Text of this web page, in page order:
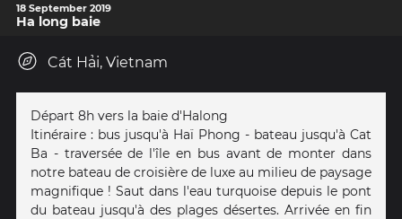
18 September 2019
Ha long baie
Cát Hải, Vietnam
Départ 8h vers la baie d'Halong
Itinéraire : bus jusqu'à Haï Phong - bateau jusqu'à Cat
Ba - traversée de l'île en bus avant de monter dans
notre bateau de croisière de luxe au milieu de paysage
magnifique ! Saut dans l'eau turquoise depuis le pont
du bateau jusqu'à des plages désertes. Arrivée en fin